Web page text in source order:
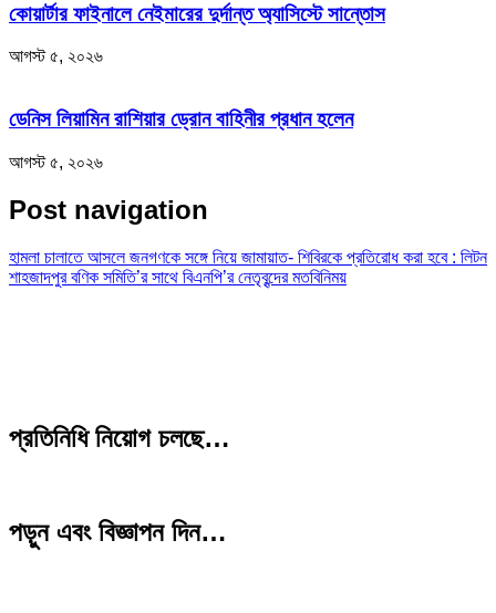
কোয়ার্টার ফাইনালে নেইমারের দুর্দান্ত অ্যাসিস্টে সান্তোস
আগস্ট ৫, ২০২৬
ডেনিস লিয়ামিন রাশিয়ার ড্রোন বাহিনীর প্রধান হলেন
আগস্ট ৫, ২০২৬
Post navigation
হামলা চালাতে আসলে জনগণকে সঙ্গে নিয়ে জামায়াত- শিবিরকে প্রতিরোধ করা হবে : লিটন
শাহজাদপুর বণিক সমিতি’র সাথে বিএনপি’র নেতৃবৃন্দের মতবিনিময়
প্রতিনিধি নিয়োগ চলছে…
পড়ুন এবং বিজ্ঞাপন দিন…